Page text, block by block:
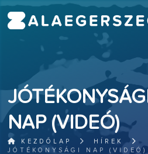
NAP (VIDEÓ)
KEZDŐLAP
HÍREK
JÓTÉKONYSÁGI NAP (VIDEÓ)